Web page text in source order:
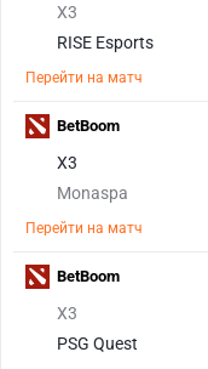
X3
RISE Esports
Перейти на матч
X3
Monaspa
Перейти на матч
BetBoom
X3
PSG Quest
BetBoom